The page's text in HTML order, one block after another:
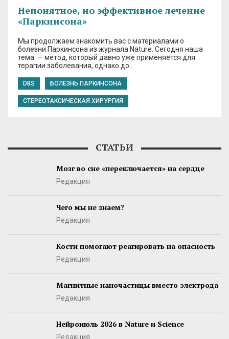
Непонятное, но эффективное лечение
«Паркинсона»
Мы продолжаем знакомить вас с материалами о
болезни Паркинсона из журнала Nature. Сегодня наша
тема — метод, который давно уже применяется для
терапии заболевания, однако до…
DBS БОЛЕЗНЬ ПАРКИНСОНА
СТЕРЕОТАКСИЧЕСКАЯ ХИРУРГИЯ
СТАТЬИ
Мозг во сне «переключается» на сердце
Редакция
Чего мы не знаем?
Редакция
Кости помогают реагировать на опасность
Редакция
Магнитные наночастицы вместо электрода
Редакция
Нейроиюль 2026 в Nature и Science
Редакция